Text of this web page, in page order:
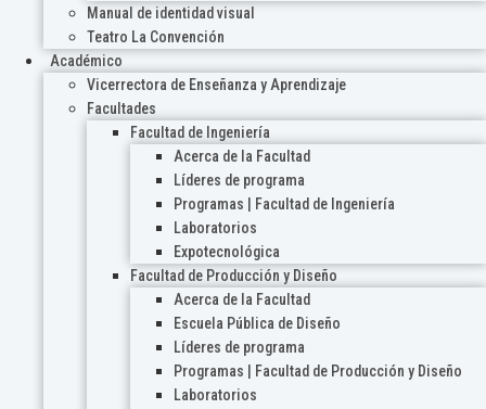
Manual de identidad visual
Teatro La Convención
Académico
Vicerrectora de Enseñanza y Aprendizaje
Facultades
Facultad de Ingeniería
Acerca de la Facultad
Líderes de programa
Programas | Facultad de Ingeniería
Laboratorios
Expotecnológica
Facultad de Producción y Diseño
Acerca de la Facultad
Escuela Pública de Diseño
Líderes de programa
Programas | Facultad de Producción y Diseño
Laboratorios